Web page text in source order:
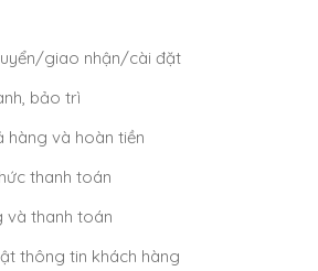
giao nhận/cài đặt
bảo trì
hàng và hoàn tiền
thanh toán
và thanh toán
thông tin khách hàng